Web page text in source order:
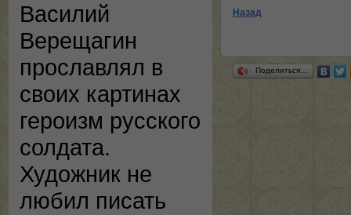
Василий
Верещагин
прославлял в
своих картинах
героизм русского
солдата.
Художник не
любил писать
Назад
Поделиться…